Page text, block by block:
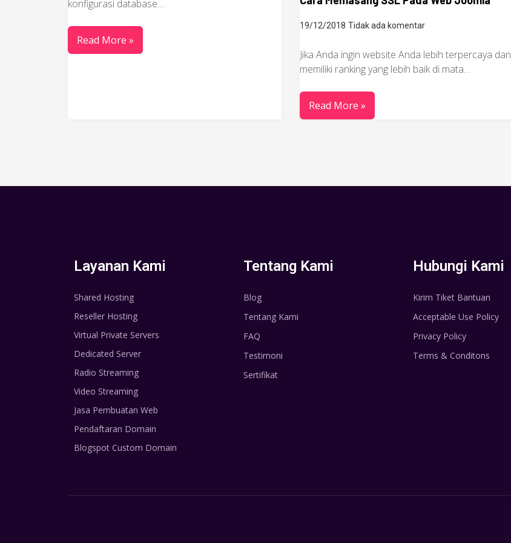
konfigurasi database.…
Read More »
19/12/2018 Tidak ada komentar
Jika Anda ingin website Anda lebih terpercaya dan
memiliki ranking yang lebih baik di mata…
Read More »
Layanan Kami
Shared Hosting
Reseller Hosting
Virtual Private Servers
Dedicated Server
Radio Streaming
Video Streaming
Jasa Pembuatan Web
Pendaftaran Domain
Blogspot Custom Domain
Tentang Kami
Blog
Tentang Kami
FAQ
Testimoni
Sertifikat
Hubungi Kami
Kirim Tiket Bantuan
Acceptable Use Policy
Privacy Policy
Terms & Conditons